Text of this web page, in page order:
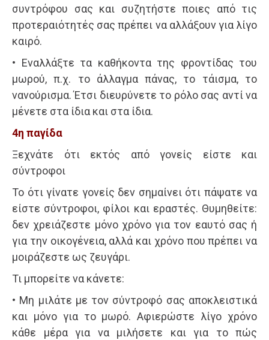
συντρόφου σας και συζητήστε ποιες από τις
προτεραιότητές σας πρέπει να αλλάξουν για λίγο
καιρό.
• Εναλλάξτε τα καθήκοντα της φροντίδας του
μωρού, π.χ. το άλλαγμα πάνας, το τάισμα, το
νανούρισμα. Έτσι διευρύνετε το ρόλο σας αντί να
μένετε στα ίδια και στα ίδια.
4η παγίδα
Ξεχνάτε ότι εκτός από γονείς είστε και
σύντροφοι
Το ότι γίνατε γονείς δεν σημαίνει ότι πάψατε να
είστε σύντροφοι, φίλοι και εραστές. Θυμηθείτε:
δεν χρειάζεστε μόνο χρόνο για τον εαυτό σας ή
για την οικογένεια, αλλά και χρόνο που πρέπει να
μοιράζεστε ως ζευγάρι.
Τι μπορείτε να κάνετε:
• Μη μιλάτε με τον σύντροφό σας αποκλειστικά
και μόνο για το μωρό. Αφιερώστε λίγο χρόνο
κάθε μέρα για να μιλήσετε και για το πώς